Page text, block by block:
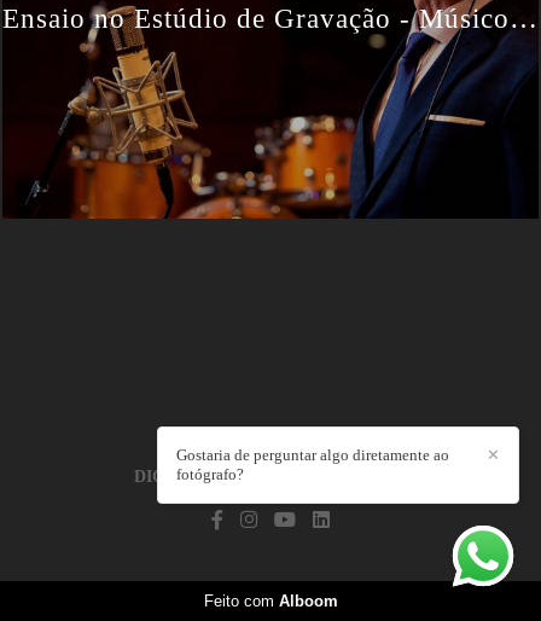
Ensaio no Estúdio de Gravação - Músico e Produtor Musical César Carlet
DIOGO SALLABERRY
✕
Gostaria de perguntar algo diretamente ao
fotógrafo?
Feito com Alboom